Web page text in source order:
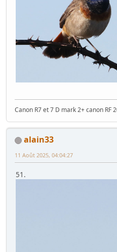
Canon R7 et 7 D mark 2+ canon
alain33
11 Août 2025, 04:04:27
51.